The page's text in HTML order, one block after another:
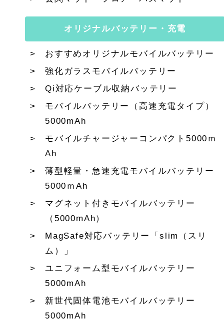
オリジナルバッテリー・充電
おすすめオリジナルモバイルバッテリー
強化ガラスモバイルバッテリー
Qi対応ケーブル収納バッテリー
モバイルバッテリー（高速充電タイプ）
5000mAh
モバイルチャージャーコンパクト5000ｍ
Ah
薄型軽量・急速充電モバイルバッテリー
5000ｍAh
マグネット付きモバイルバッテリー
（5000mAh）
MagSafe対応バッテリー「slim（スリ
ム）」
ユニフォーム型モバイルバッテリー
5000mAh
新世代固体電池モバイルバッテリー
5000mAh